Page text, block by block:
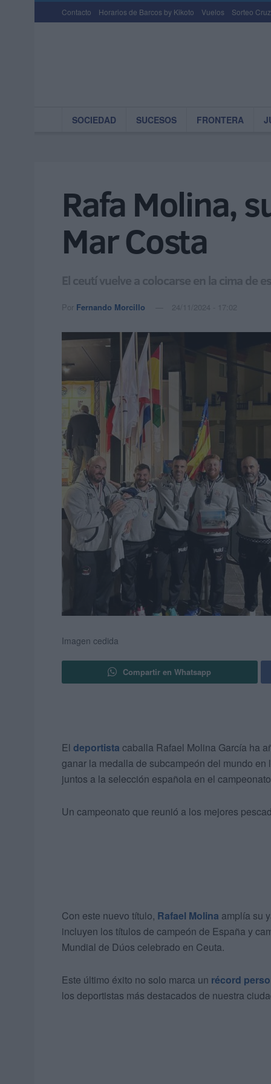
Contacto Horarios de Barcos by Kikoto Vuelos Sorteo
SOCIEDAD SUCESOS FRONTERA
Rafa Molina,
Mar Costa
El ceutí vuelve a colocarse en la cima de
Por Fernando Morcillo 24/11/2024 - 17:02
Imagen cedida
Compartir en Whatsapp
El deportista caballa Rafael Molina García ha
ganar la medalla de subcampeón del mundo
juntos a la selección española en el
Un campeonato que reunió a los mejores
Con este nuevo título, Rafael Molina amplía su
incluyen los títulos de campeón de España y
Mundial de Dúos celebrado en Ceuta.
Este último éxito no solo marca un récord
los deportistas más destacados de nuestra